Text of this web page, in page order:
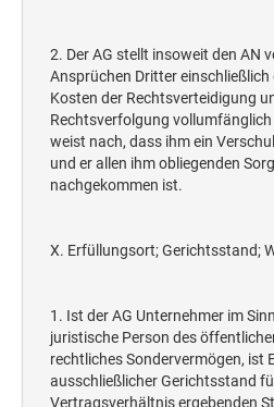
2. Der AG stellt insoweit den AN
Ansprüchen Dritter einschließlich
Kosten der Rechtsverteidigung
Rechtsverfolgung vollumfänglich
weist nach, dass ihm ein
und er allen ihm obliegenden
nachgekommen ist.
X. Erfüllungsort; Gerichtsstand;
1. Ist der AG Unternehmer im
juristische Person des
rechtliches Sondervermögen, ist
ausschließlicher Gerichtsstand
Vertragsverhältnis ergebenden